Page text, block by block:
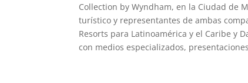
Collection by Wyndham, en la Ciudad de
turístico y representantes de ambas
Resorts para Latinoamérica y el Caribe y
con medios especializados,